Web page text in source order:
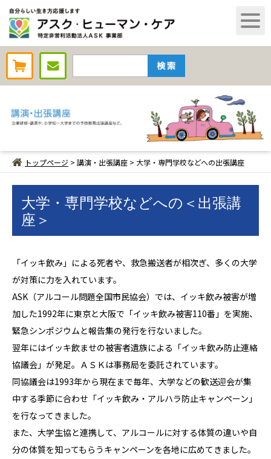
AHCオンラインショップ
トップページ > 講演・出張講座 > 大学・専門学校などへの出張講座
大学・専門学校などへの＜出張講
座＞
「イッキ飲み」による死者や、救急搬送者が相次ぎ、多くの大学
が対策に力を入れています。
ASK（アルコール問題全国市民協会）では、イッキ飲み被害が増
加した1992年に東京と大阪で「イッキ飲み被害110番」を実施、
緊急シンポジウムと報告集の発行を行ないました。
翌年にはイッキ飲ませの被害者遺族による「イッキ飲み防止連絡
協議会」が発足。ＡＳＫは事務局を委託されています。
同協議会は1993年から現在まで毎年、大学などの歓送迎会が集
中する季節に合わせ「イッキ飲み・アルハラ防止キャンペーン」
を行なってきました。
また、大学生協と連携して、アルコールに対する体質の違いや自
分の体質を知ってもらうキャンペーンを各地に広めてきました。